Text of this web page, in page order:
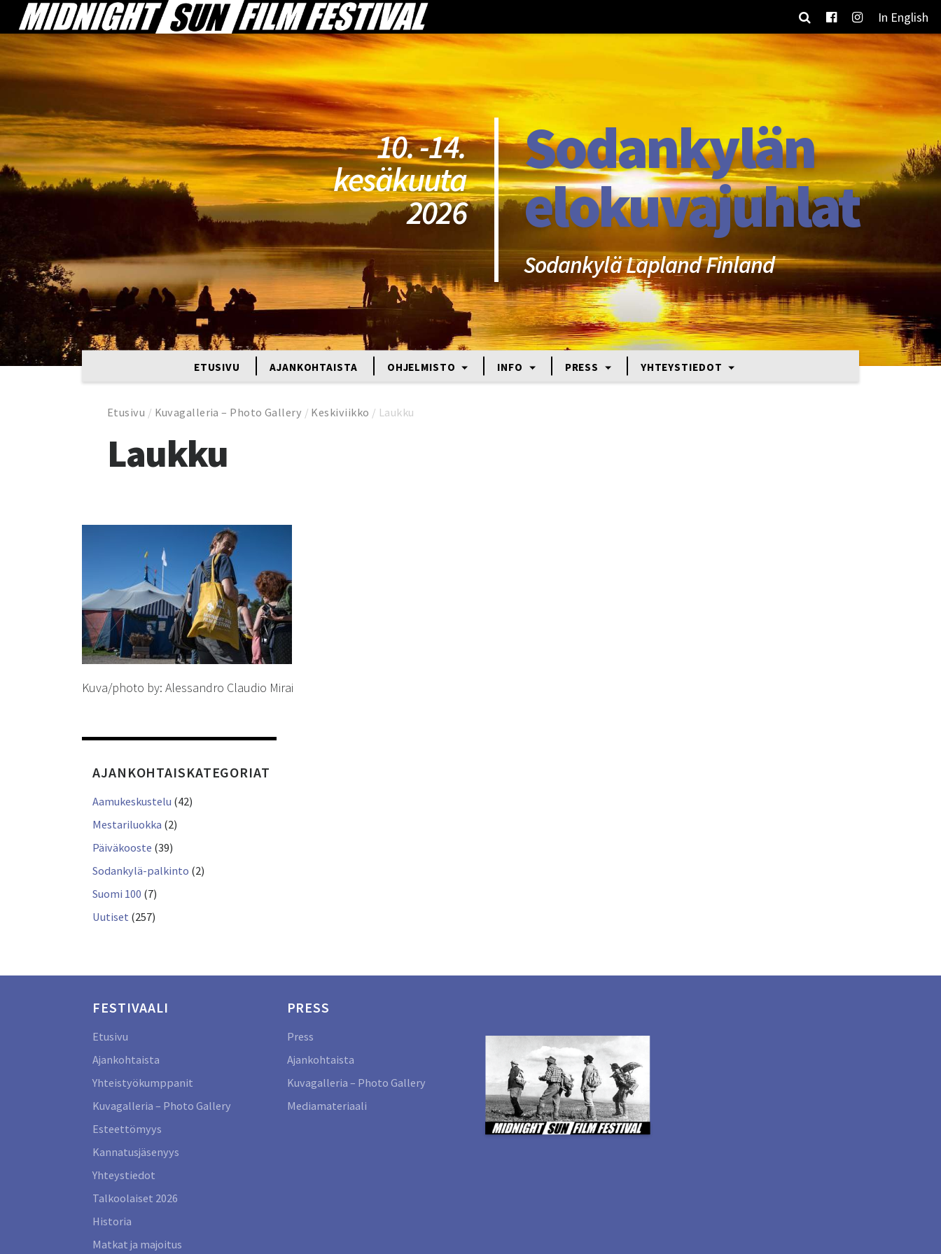
In English
10. -14.
kesäkuuta
2026
Sodankylän
elokuvajuhlat
Sodankylä Lapland Finland
ETUSIVU AJANKOHTAISTA OHJELMISTO INFO PRESS YHTEYSTIEDOT
Etusivu / Kuvagalleria – Photo Gallery / Keskiviikko / Laukku
Laukku
Kuva/photo by: Alessandro Claudio Mirai
AJANKOHTAISKATEGORIAT
Aamukeskustelu (42)
Mestariluokka (2)
Päiväkooste (39)
Sodankylä-palkinto (2)
Suomi 100 (7)
Uutiset (257)
FESTIVAALI
Etusivu
Ajankohtaista
Yhteistyökumppanit
Kuvagalleria – Photo Gallery
Esteettömyys
Kannatusjäsenyys
Yhteystiedot
Talkoolaiset 2026
Historia
Matkat ja majoitus
PRESS
Press
Ajankohtaista
Kuvagalleria – Photo Gallery
Mediamateriaali